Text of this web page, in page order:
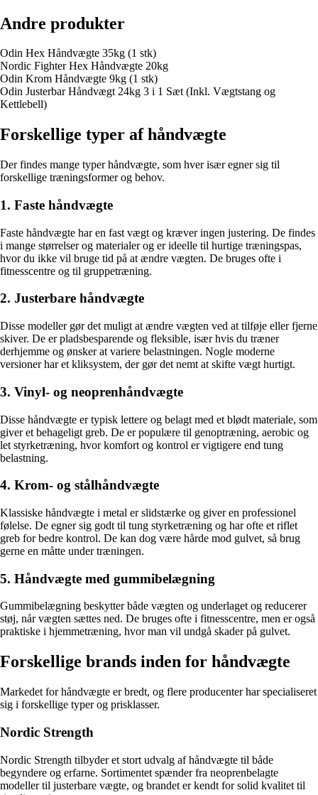
Andre produkter
Odin Hex Håndvægte 35kg (1 stk)
Nordic Fighter Hex Håndvægte 20kg
Odin Krom Håndvægte 9kg (1 stk)
Odin Justerbar Håndvægt 24kg 3 i 1 Sæt (Inkl. Vægtstang og
Kettlebell)
Forskellige typer af håndvægte
Der findes mange typer håndvægte, som hver især egner sig til
forskellige træningsformer og behov.
1. Faste håndvægte
Faste håndvægte har en fast vægt og kræver ingen justering. De findes
i mange størrelser og materialer og er ideelle til hurtige træningspas,
hvor du ikke vil bruge tid på at ændre vægten. De bruges ofte i
fitnesscentre og til gruppetræning.
2. Justerbare håndvægte
Disse modeller gør det muligt at ændre vægten ved at tilføje eller fjerne
skiver. De er pladsbesparende og fleksible, især hvis du træner
derhjemme og ønsker at variere belastningen. Nogle moderne
versioner har et kliksystem, der gør det nemt at skifte vægt hurtigt.
3. Vinyl- og neoprenhåndvægte
Disse håndvægte er typisk lettere og belagt med et blødt materiale, som
giver et behageligt greb. De er populære til genoptræning, aerobic og
let styrketræning, hvor komfort og kontrol er vigtigere end tung
belastning.
4. Krom- og stålhåndvægte
Klassiske håndvægte i metal er slidstærke og giver en professionel
følelse. De egner sig godt til tung styrketræning og har ofte et riflet
greb for bedre kontrol. De kan dog være hårde mod gulvet, så brug
gerne en måtte under træningen.
5. Håndvægte med gummibelægning
Gummibelægning beskytter både vægten og underlaget og reducerer
støj, når vægten sættes ned. De bruges ofte i fitnesscentre, men er også
praktiske i hjemmetræning, hvor man vil undgå skader på gulvet.
Forskellige brands inden for håndvægte
Markedet for håndvægte er bredt, og flere producenter har specialiseret
sig i forskellige typer og prisklasser.
Nordic Strength
Nordic Strength tilbyder et stort udvalg af håndvægte til både
begyndere og erfarne. Sortimentet spænder fra neoprenbelagte
modeller til justerbare vægte, og brandet er kendt for solid kvalitet til